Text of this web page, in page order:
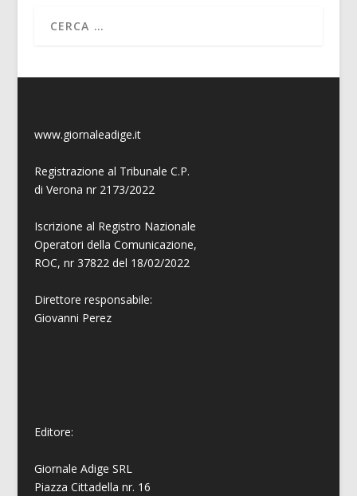
www.giornaleadige.it
Registrazione al Tribunale C.P.
di Verona nr 2173/2022
Iscrizione al Registro Nazionale
Operatori della Comunicazione,
ROC, nr 37822 del 18/02/2022
Direttore responsabile:
Giovanni Perez
Editore:
Giornale Adige SRL
Piazza Cittadella nr. 16